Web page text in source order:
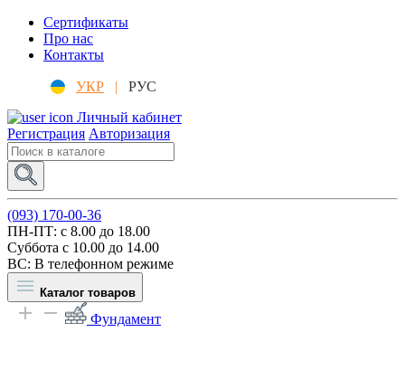
Сертификаты
Про нас
Контакты
УКР |
РУС
Личный кабинет
Регистрация Авторизация
(093) 170-00-36
ПН-ПТ: c 8.00 до 18.00
Суббота с 10.00 до 14.00
ВС: В телефонном режиме
Каталог товаров
Фундамент